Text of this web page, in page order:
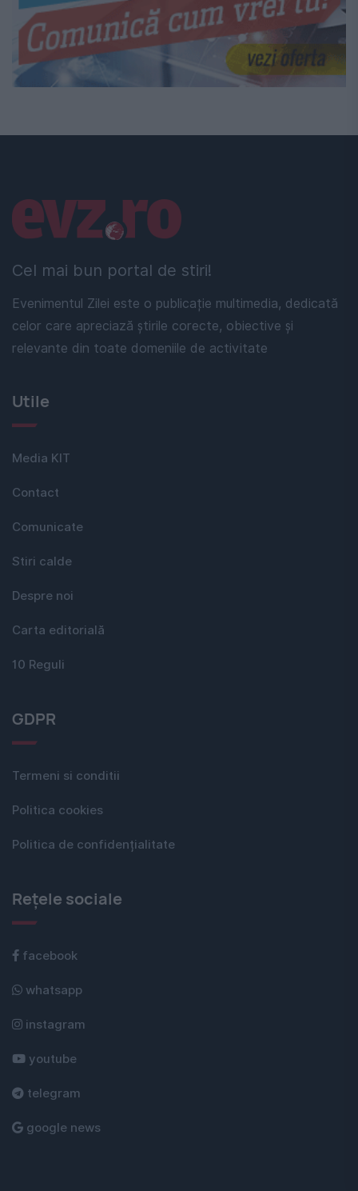
Cel mai bun portal de stiri!
Evenimentul Zilei este o publicație multimedia, dedicată
celor care apreciază știrile corecte, obiective și
relevante din toate domeniile de activitate
Linkuri utile
Utile
Media KIT
Contact
Comunicate
Stiri calde
Despre noi
Carta editorială
10 Reguli
GDPR
Termeni si conditii
Politica cookies
Politica de confidențialitate
Rețele sociale
facebook
whatsapp
instagram
youtube
telegram
google news